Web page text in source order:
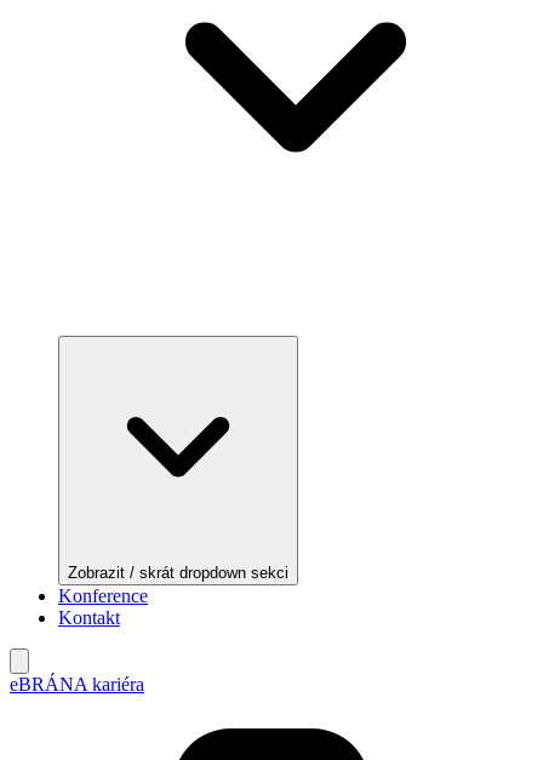
Zobrazit / skrát dropdown sekci
Konference
Kontakt
eBRÁNA kariéra